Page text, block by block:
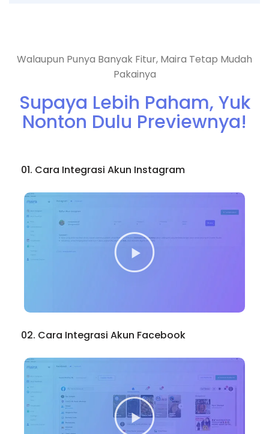
Walaupun Punya Banyak Fitur, Maira Tetap Mudah
Pakainya
Supaya Lebih Paham, Yuk
Nonton Dulu Previewnya!
01. Cara Integrasi Akun Instagram
02. Cara Integrasi Akun Facebook